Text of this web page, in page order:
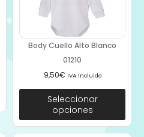
Body Cuello Alto Blanco
01210
9,50€ IVA Incluido
Seleccionar
opciones